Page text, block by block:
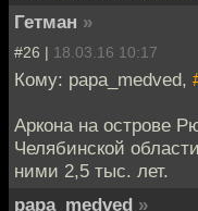
Гетман »
#26 | 18.03.16 10:17
Кому: papa_medved,
Аркона на острове
Челябинской
ними 2,5 тыс. лет.
papa_medved »